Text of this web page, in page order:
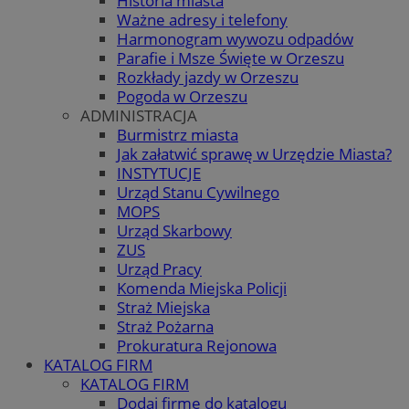
Ważne adresy i telefony
Harmonogram wywozu odpadów
Parafie i Msze Święte w Orzeszu
Rozkłady jazdy w Orzeszu
Pogoda w Orzeszu
ADMINISTRACJA
Burmistrz miasta
Jak załatwić sprawę w Urzędzie Miasta?
INSTYTUCJE
Urząd Stanu Cywilnego
MOPS
Urząd Skarbowy
ZUS
Urząd Pracy
Komenda Miejska Policji
Straż Miejska
Straż Pożarna
Prokuratura Rejonowa
KATALOG FIRM
KATALOG FIRM
Dodaj firmę do katalogu